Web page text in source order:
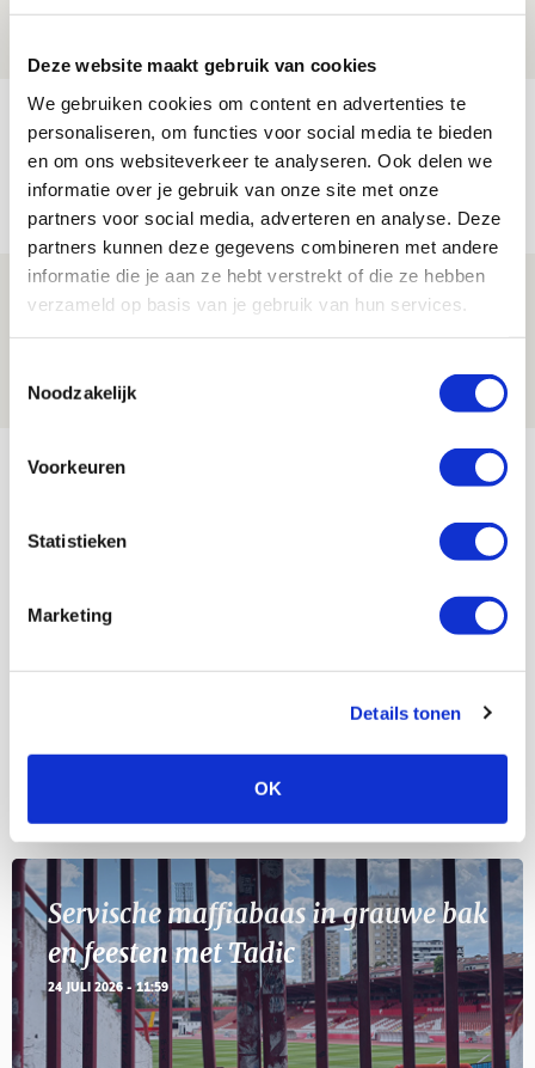
Deze website maakt gebruik van cookies
We gebruiken cookies om content en advertenties te
personaliseren, om functies voor social media te bieden
en om ons websiteverkeer te analyseren. Ook delen we
informatie over je gebruik van onze site met onze
partners voor social media, adverteren en analyse. Deze
partners kunnen deze gegevens combineren met andere
informatie die je aan ze hebt verstrekt of die ze hebben
verzameld op basis van je gebruik van hun services.
Noodzakelijk
Voorkeuren
Statistieken
Marketing
Details tonen
OK
08 AUGUSTUS 2026 - 12:32
Míchels elf: met welke formatie begin
jij aan nieuw eredivisieseizoen?
08 AUGUSTUS 2026 - 11:34
NIEUWS
Spelen bij Jong Ajax of Ajax 1? Dat
NIEUWS
AUG
11
Servische maffiabaas in grauwe bak
en feesten met Tadic
24 JULI 2026 - 11:59